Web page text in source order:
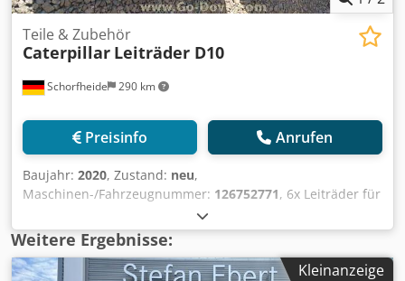
Schorfheide 290 km
Teile & Zubehör
Caterpillar Leiträder D10
Preisinfo Anrufen
Baujahr: 2020, Zustand: neu,
Maschinen-/Fahrzeugnummer: 126752771, 6x Leiträder für
Caterpillar D10 Raupe * NEU * Dcjdsmwit Nspfx Aclsk
Weitere Informationen Typ: Fahrgestellteil, Allgemeiner
Zustand: sehr gut, Technischer Zustand: sehr gut,
Optischer Zustand: sehr gut,
Weitere Ergebnisse:
Kleinanzeige